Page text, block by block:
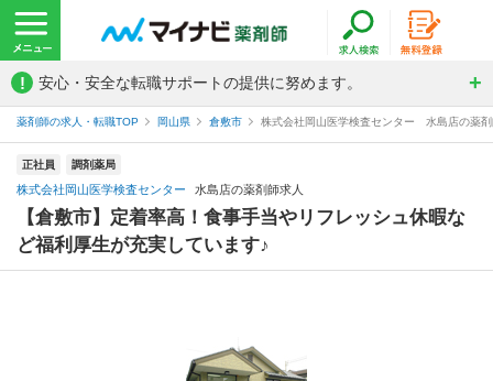
! 安心・安全な転職サポートの提供に努めます。
薬剤師の求人・転職TOP 岡山県 倉敷市 株式会社岡山医学検査センター 水島店の薬
正社員 調剤薬局
株式会社岡山医学検査センター 水島店の薬剤師求人
【倉敷市】定着率高！食事手当やリフレッシュ休暇な
ど福利厚生が充実しています♪